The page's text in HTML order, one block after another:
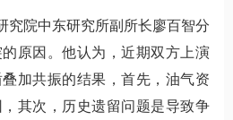
究院中东研究所副所长廖百智分
原因。他认为，近期双方上演
加共振的结果，首先，油气资
其次，历史遗留问题是导致争